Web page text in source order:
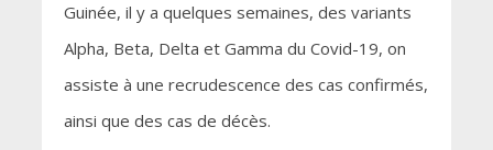
Guinée, il y a quelques semaines, des variants
Alpha, Beta, Delta et Gamma du Covid-19, on
assiste à une recrudescence des cas confirmés,
ainsi que des cas de décès.